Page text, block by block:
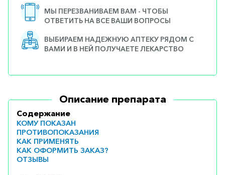
МЫ ПЕРЕЗВАНИВАЕМ ВАМ - ЧТОБЫ
ОТВЕТИТЬ НА ВСЕ ВАШИ ВОПРОСЫ
ВЫБИРАЕМ НАДЕЖНУЮ АПТЕКУ РЯДОМ С
ВАМИ И В НЕЙ ПОЛУЧАЕТЕ ЛЕКАРСТВО
Описание препарата
Содержание
КОМУ ПОКАЗАН
ПРОТИВОПОКАЗАНИЯ
КАК ПРИМЕНЯТЬ
КАК ОФОРМИТЬ ЗАКАЗ?
ОТЗЫВЫ